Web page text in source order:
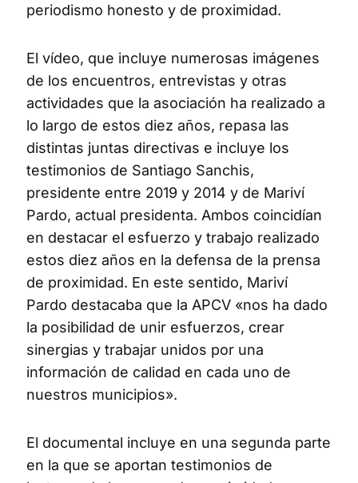
periodismo honesto y de proximidad.
El vídeo, que incluye numerosas imágenes
de los encuentros, entrevistas y otras
actividades que la asociación ha realizado a
lo largo de estos diez años, repasa las
distintas juntas directivas e incluye los
testimonios de Santiago Sanchis,
presidente entre 2019 y 2014 y de Mariví
Pardo, actual presidenta. Ambos coincidían
en destacar el esfuerzo y trabajo realizado
estos diez años en la defensa de la prensa
de proximidad. En este sentido, Mariví
Pardo destacaba que la APCV «nos ha dado
la posibilidad de unir esfuerzos, crear
sinergias y trabajar unidos por una
información de calidad en cada uno de
nuestros municipios».
El documental incluye en una segunda parte
en la que se aportan testimonios de